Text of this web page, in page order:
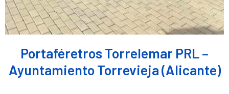
Portaféretros Torrelemar PRL –
Ayuntamiento Torrevieja (Alicante)